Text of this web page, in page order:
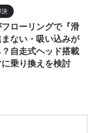
決
ローリングで『滑
ない・吸い込みが
自走式ヘッド搭載
乗り換えを検討